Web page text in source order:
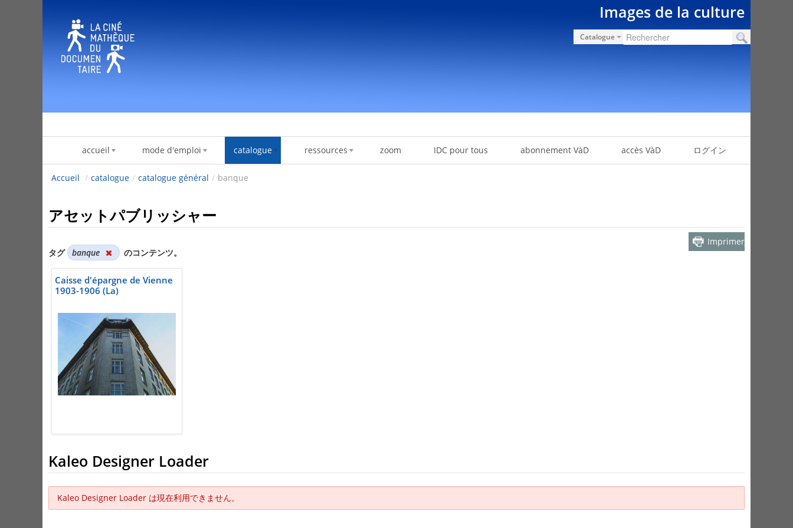
Images de la culture
Catalogue
accueil mode d'emploi catalogue ressources zoom IDC pour tous abonnement VàD accès VàD ログイン
Accueil / catalogue / catalogue général / banque
アセットパブリッシャー
タグ banque のコンテンツ。
Imprimer
Caisse d'épargne de Vienne
1903-1906 (La)
Kaleo Designer Loader
Kaleo Designer Loader は現在利用できません。